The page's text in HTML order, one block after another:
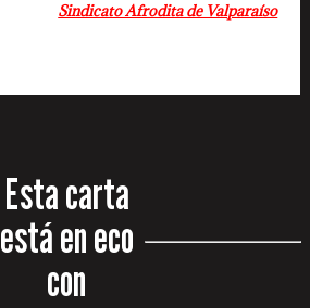
Sindicato Afrodita de Valparaíso
Esta carta
está en eco
con